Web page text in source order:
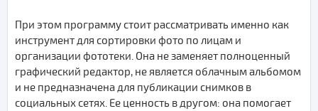
При этом программу стоит рассматривать именно как
инструмент для сортировки фото по лицам и
организации фототеки. Она не заменяет полноценный
графический редактор, не является облачным альбомом
и не предназначена для публикации снимков в
социальных сетях. Ее ценность в другом: она помогает